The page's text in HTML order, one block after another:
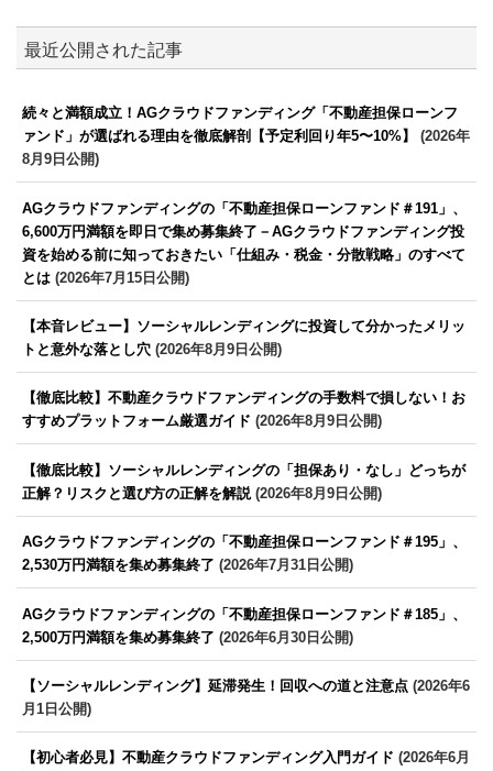
最近公開された記事
続々と満額成立！AGクラウドファンディング「不動産担保ローンフ
ァンド」が選ばれる理由を徹底解剖【予定利回り年5〜10%】
(2026年
8月9日公開)
AGクラウドファンディングの「不動産担保ローンファンド＃191」、
6,600万円満額を即日で集め募集終了－AGクラウドファンディング投
資を始める前に知っておきたい「仕組み・税金・分散戦略」のすべて
とは (2026年7月15日公開)
【本音レビュー】ソーシャルレンディングに投資して分かったメリッ
トと意外な落とし穴 (2026年8月9日公開)
【徹底比較】不動産クラウドファンディングの手数料で損しない！お
すすめプラットフォーム厳選ガイド (2026年8月9日公開)
【徹底比較】ソーシャルレンディングの「担保あり・なし」どっちが
正解？リスクと選び方の正解を解説 (2026年8月9日公開)
AGクラウドファンディングの「不動産担保ローンファンド＃195」、
2,530万円満額を集め募集終了 (2026年7月31日公開)
AGクラウドファンディングの「不動産担保ローンファンド＃185」、
2,500万円満額を集め募集終了 (2026年6月30日公開)
【ソーシャルレンディング】延滞発生！回収への道と注意点 (2026年6
月1日公開)
【初心者必見】不動産クラウドファンディング入門ガイド (2026年6月